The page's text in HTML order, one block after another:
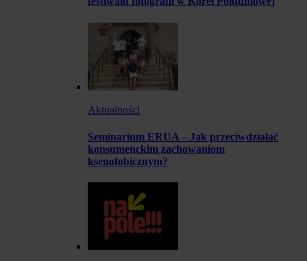
Aktualności
Seminarium ERUA – Jak przeciwdziałać
konsumenckim zachowaniom
ksenofobicznym?